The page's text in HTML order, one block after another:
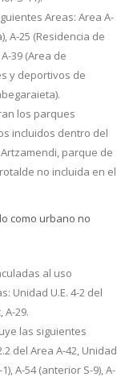
Areas: Area A-
A-25 (Residencia de
39 (Area de
y deportivos de
los parques
incluidos dentro del
parque de
no incluida en el
como urbano no
al uso
Unidad U.E. 4-2 del
A-29.
las siguientes
del Area A-42, Unidad
A-54 (anterior S-9), A-